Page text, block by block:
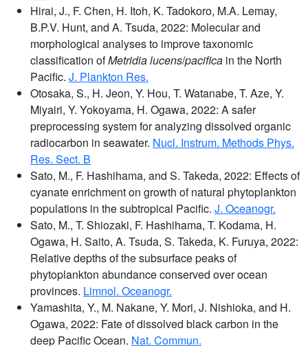
Hirai, J., F. Chen, H. Itoh, K. Tadokoro, M.A. Lemay,
B.P.V. Hunt, and A. Tsuda, 2022: Molecular and
morphological analyses to improve taxonomic
classification ofMetridia lucens/pacifica in the North
Pacific. J. Plankton Res.
Otosaka, S., H. Jeon, Y. Hou, T. Watanabe, T. Aze, Y.
Miyairi, Y. Yokoyama, H. Ogawa, 2022: A safer
preprocessing system for analyzing dissolved organic
radiocarbon in seawater. Nucl. Instrum. Methods Phys.
Res. Sect. B
Sato, M., F. Hashihama, and S. Takeda, 2022: Effects of
cyanate enrichment on growth of natural phytoplankton
populations in the subtropical Pacific. J. Oceanogr.
Sato, M., T. Shiozaki, F. Hashihama, T. Kodama, H.
Ogawa, H. Saito, A. Tsuda, S. Takeda, K. Furuya, 2022:
Relative depths of the subsurface peaks of
phytoplankton abundance conserved over ocean
provinces. Limnol. Oceanogr.
Yamashita, Y., M. Nakane, Y. Mori, J. Nishioka, and H.
Ogawa, 2022: Fate of dissolved black carbon in the
deep Pacific Ocean. Nat. Commun.